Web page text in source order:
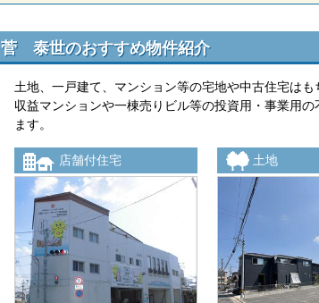
菅 泰世のおすすめ物件紹介
土地、一戸建て、マンション等の宅地や中古住宅はも
収益マンションや一棟売りビル等の投資用・事業用
ます。
店舗付住宅 土地